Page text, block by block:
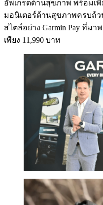
อัพเกรดด้านสุขภาพ พร้อมเพิ่
มอนิเตอร์ด้านสุขภาพครบถ้
สไตล์อย่าง Garmin Pay ที่มา
เพียง 11,990 บาท